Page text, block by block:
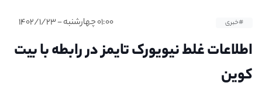
#خبری ۰۱:۰۰ چهارشنبه - ۱۴۰۲/۱/۲۳
اطلاعات غلط نیویورک تایمز در رابطه با بیت
کوین